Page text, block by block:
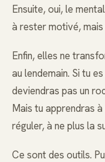
Ensuite, oui, le
à rester motivé,
Enfin, elles ne
au lendemain. Si tu
deviendras pas un
Mais tu apprendras
réguler, à ne plus la
Ce sont des outils.